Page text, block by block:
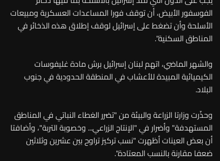
الفوسفور الأبيض، أن توقف فورا المساعدات العسكرية ومبيعات
الأسلحة وأن تضغط على إسرائيل لوقف إطلاق هذه الذخائر في
المناطق السكنية".
والشهر الماضي، اتهم لبنان إسرائيل برش مادة غليفوسات
الكيميائية المبيدة للأعشاب في المنطقة الحدودية في جنوب
البلاد.
وحذّرت وزارتا الزراعة والبيئة من "تضرر الغطاء النباتي في المناطق
المستهدفة" وأضرار في "الإنتاج الزراعي... وخصوبة التربة"، وأضافتا
أن بعض العينات أظهرت "نسب تركيز تراوح بين عشرين وثلاثين
ضعفا مقارنة بالنسب المعتادة".